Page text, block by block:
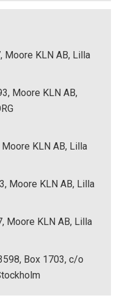
Moore KLN AB, Lilla
Moore KLN AB,
KLN AB, Lilla
Moore KLN AB, Lilla
Moore KLN AB, Lilla
Box 1703, c/o